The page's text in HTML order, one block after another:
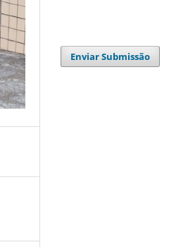
Enviar Submissão